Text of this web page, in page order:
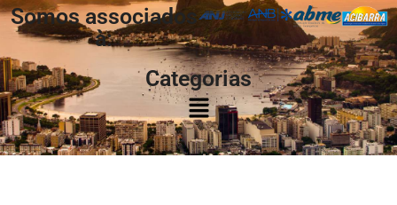
Somos associados
à:
Categorias